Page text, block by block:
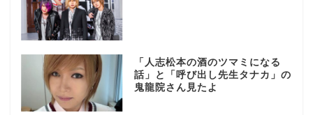
「人志松本の酒のツマミになる
話」と「呼び出し先生タナカ」の
鬼龍院さん見たよ